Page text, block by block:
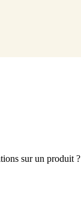
sur un produit ?